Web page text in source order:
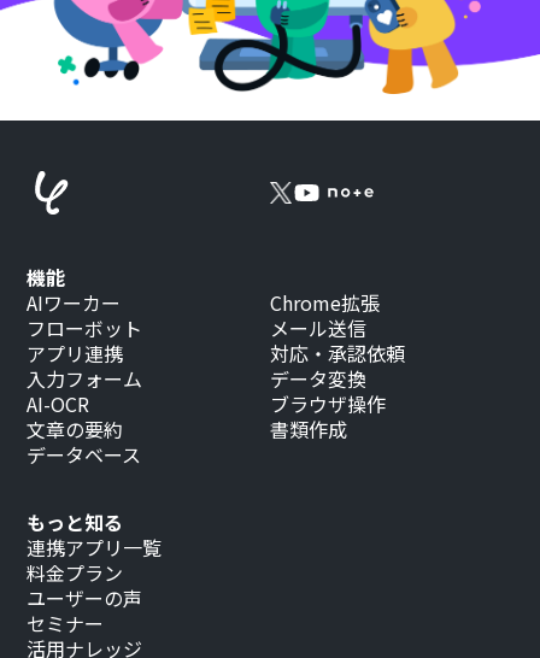
もっと知る
連携アプリ一覧
料金プラン
ユーザーの声
セミナー
活用ナレッジ
機能
AIワーカー
フローボット
アプリ連携
入力フォーム
AI-OCR
文章の要約
データベース
Chrome拡張
メール送信
対応・承認依頼
データ変換
ブラウザ操作
書類作成